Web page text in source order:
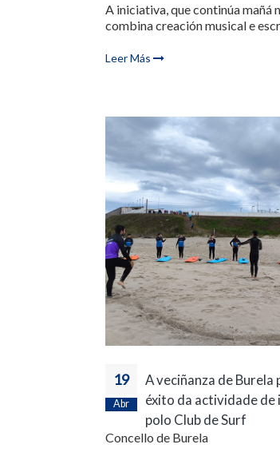
A iniciativa, que continúa mañá
combina creación musical e
Leer Más
19
Abr
A veciñanza de
éxito da actividade
polo Club de Surf
Concello de Burela